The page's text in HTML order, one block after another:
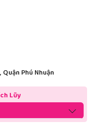
Phú Nhuận
Lũy